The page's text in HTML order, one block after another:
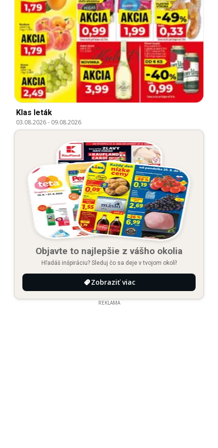
Klas leták
03.08.2026- 09.08.2026
Objavte to najlepšie z vášho okolia
Hľadáš inšpiráciu? Sleduj čo sa deje v tvojom okolí!
Zobraziť viac
REKLAMA